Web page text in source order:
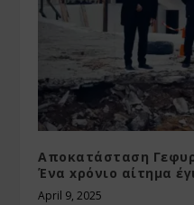
Αποκατάσταση
Ένα xρόνιο αίτημα
April 9, 2025